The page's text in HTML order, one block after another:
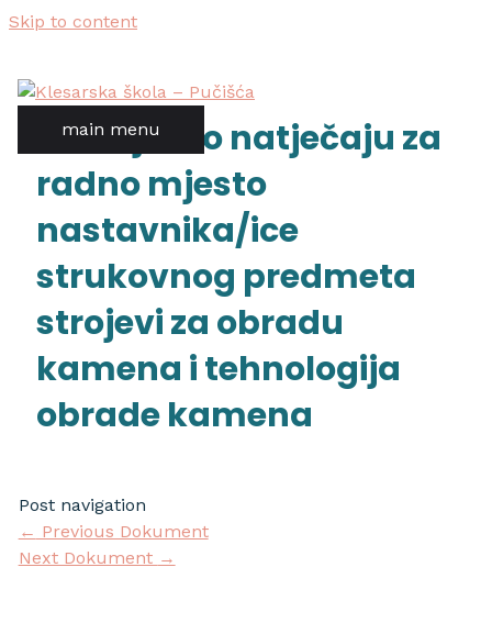
Skip to content
main menu
obavijest o natječaju za
radno mjesto
nastavnika/ice
strukovnog predmeta
strojevi za obradu
kamena i tehnologija
obrade kamena
Post navigation
← Previous Dokument
Next Dokument →